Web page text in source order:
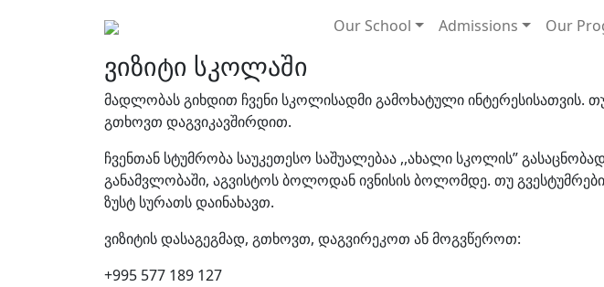
Our School Admissions Our
ვიზიტი სკოლაში
მადლობას გიხდით ჩვენი სკოლისადმი გამოხატული ინტერესისათვის.
გთხოვთ დაგვიკავშირდით.
ჩვენთან სტუმრობა საუკეთესო საშუალებაა ,,ახალი სკოლის”
განამვლობაში, აგვისტოს ბოლოდან ივნისის ბოლომდე. თუ
ზუსტ სურათს დაინახავთ.
ვიზიტის დასაგეგმად, გთხოვთ, დაგვირეკოთ ან მოგვწეროთ:
+995 577 189 127